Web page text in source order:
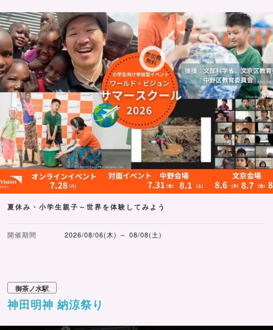
夏休み・小学生親子～世界を体験してみよう
開催期間 2026/08/06(木) ～ 08/08(土)
御茶ノ水駅
神田明神 納涼祭り